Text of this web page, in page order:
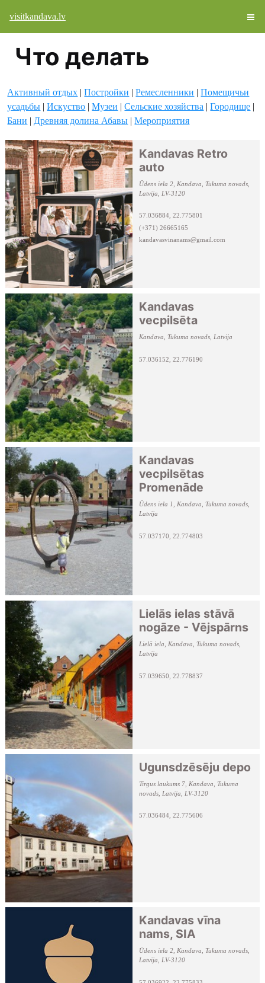
visitkandava.lv
Что делать
Aктивный отдых |Постройки |Ремесленники |Помещичьи
усадьбы |Искуство |Музеи |Cельские хозяйства |Городище |
Бани | Древняя долина Абавы |Мероприятия
Kandavas Retro
auto
Ūdens iela 2, Kandava, Tukuma novads,
Latvija, LV-3120
57.036884, 22.775801
(+371) 26665165
kandavasvinanams@gmail.com
Kandavas
vecpilsēta
Kandava, Tukuma novads, Latvija
57.036152, 22.776190
Kandavas
vecpilsētas
Promenāde
Ūdens iela 1, Kandava, Tukuma novads,
Latvija
57.037170, 22.774803
Lielās ielas stāvā
nogāze - Vējspārns
Lielā iela, Kandava, Tukuma novads,
Latvija
57.039650, 22.778837
Ugunsdzēsēju depo
Tirgus laukums 7, Kandava, Tukuma
novads, Latvija, LV-3120
57.036484, 22.775606
Kandavas vīna
nams, SIA
Ūdens iela 2, Kandava, Tukuma novads,
Latvija, LV-3120